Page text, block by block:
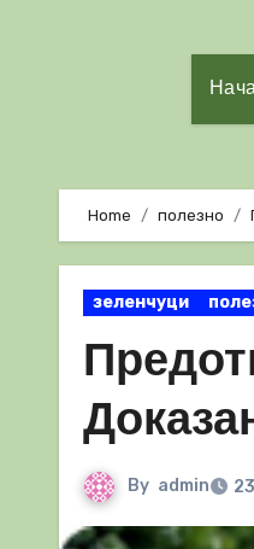
Home полезно
зеленчуци
By admin